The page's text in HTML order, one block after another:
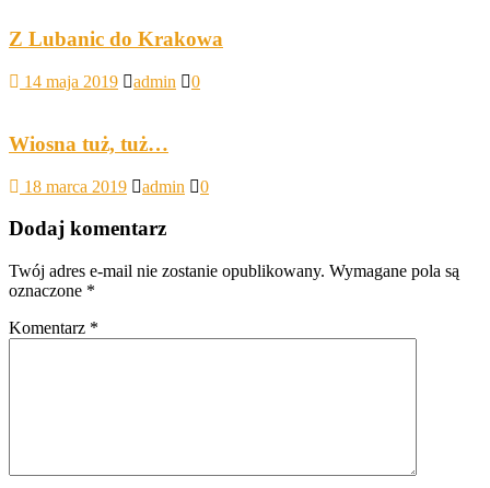
Z Lubanic do Krakowa
14 maja 2019 admin 0
Wiosna tuż, tuż…
18 marca 2019 admin 0
Dodaj komentarz
Twój adres e-mail nie zostanie opublikowany. Wymagane pola są
oznaczone *
Komentarz *